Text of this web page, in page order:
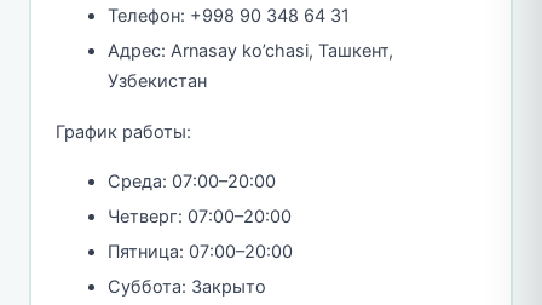
Телефон: +998 90 348 64 31
Адрес: Arnasay ko’chasi, Ташкент,
Узбекистан
График работы:
Среда: 07:00–20:00
Четверг: 07:00–20:00
Пятница: 07:00–20:00
Суббота: Закрыто